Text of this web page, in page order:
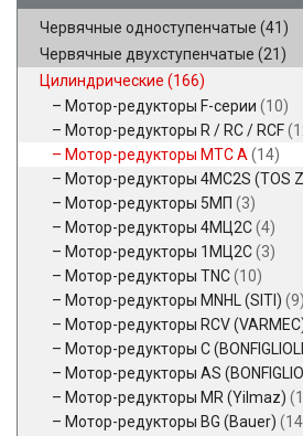
Червячные одноступенчатые (41)
Червячные двухступенчатые (21)
Цилиндрические (166)
Мотор-редукторы F-серии (10)
Мотор-редукторы R / RC / RCF
Мотор-редукторы MTC A (14)
Мотор-редукторы 4MC2S (TOS
Мотор-редукторы 5МП (3)
Мотор-редукторы 4МЦ2С(4)
Мотор-редукторы 1МЦ2С(3)
Мотор-редукторы TNC(10)
Мотор-редукторы MNHL (SITI) (9)
Мотор-редукторы RCV
Мотор-редукторы C
Мотор-редукторы AS
Мотор-редукторы MR (Yilmaz)
Мотор-редукторы BG (Bauer)